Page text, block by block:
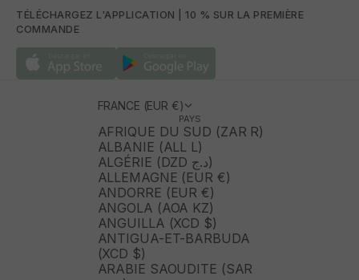
TÉLÉCHARGEZ L'APPLICATION | 10 % SUR LA PREMIÈRE
COMMANDE
FRANCE (EUR €)
PAYS
AFRIQUE DU SUD (ZAR R)
ALBANIE (ALL L)
ALGÉRIE (DZD د.ج)
ALLEMAGNE (EUR €)
ANDORRE (EUR €)
ANGOLA (AOA KZ)
ANGUILLA (XCD $)
ANTIGUA-ET-BARBUDA
(XCD $)
ARABIE SAOUDITE (SAR